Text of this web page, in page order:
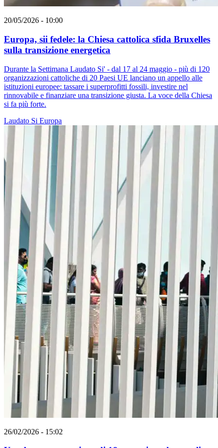
20/05/2026 - 10:00
Europa, sii fedele: la Chiesa cattolica sfida Bruxelles
sulla transizione energetica
Durante la Settimana Laudato Si' - dal 17 al 24 maggio - più di 120
organizzazioni cattoliche di 20 Paesi UE lanciano un appello alle
istituzioni europee: tassare i superprofitti fossili, investire nel
rinnovabile e finanziare una transizione giusta. La voce della Chiesa
si fa più forte.
Laudato Si Europa
26/02/2026 - 15:02